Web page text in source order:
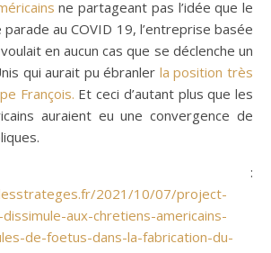
ne partageant pas l’idée que le
au COVID 19, l’entreprise basée
en aucun cas que se déclenche un
qui aurait pu ébranler la position très
François. Et ceci d’autant plus que les
auraient eu une convergence de
:
2021/10/07/project-
aux-chretiens-americains-
de-foetus-dans-la-fabrication-du-